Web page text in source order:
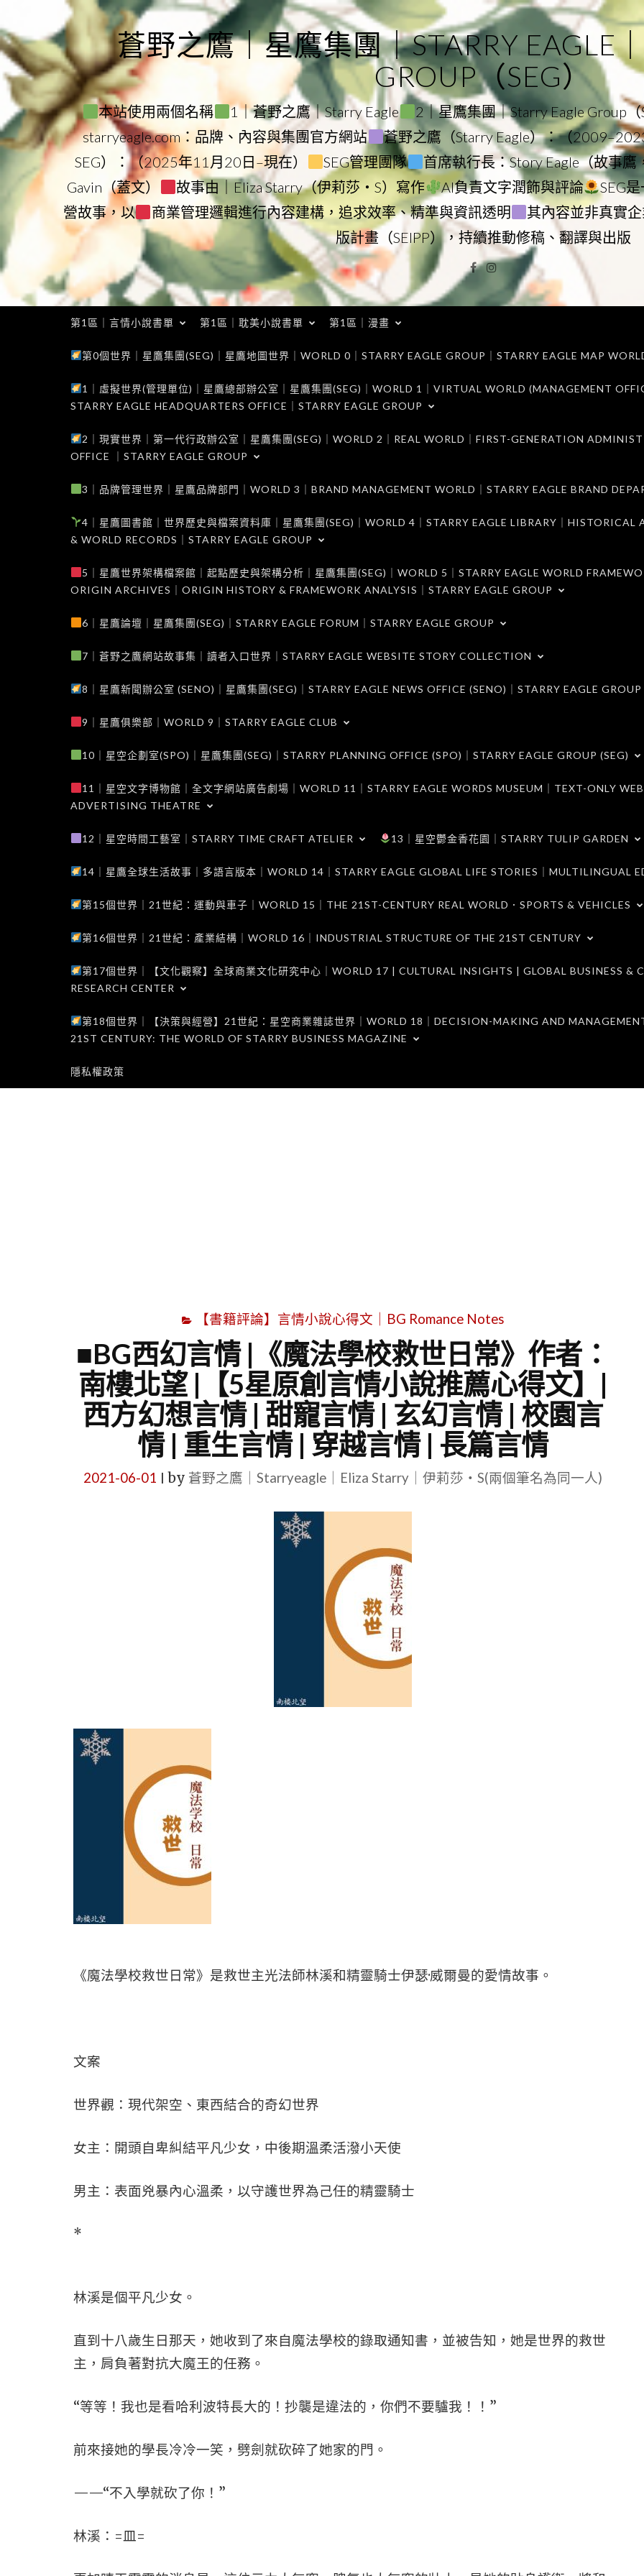
to
content
蒼野之鷹｜星鷹集團｜STARRY EAGLE
GROUP（SEG）
本站使用兩個名稱 1｜蒼野之鷹｜Starry Eagle 2｜星鷹集團｜Starry Eagle Group（
starryeagle.com：品牌、內容與集團官方網站
蒼野之鷹（Starry Eagle）：（
SEG）：（2025年11月20日–現在）
SEG管理團隊 首席執行長：Story Eagle（故事鷹
Gavin（蓋文）
故事由｜Eliza Starry（伊莉莎・S）寫作 AI負責文字潤飾與評論
SEG
營故事，以
商業管理邏輯進行內容建構，追求效率、精準與資訊透明 其內容並非真實
版計畫（SEIPP），持續推動修稿、翻譯與出版
Facebook
Instagram
第1區｜言情小說書單 第1區｜耽美小說書單 第1區｜漫畫
第0個世界｜星鷹集團(SEG)｜星鷹地圖世界｜WORLD 0｜STARRY EAGLE GROUP｜STARRY EAGLE MAP
1｜虛擬世界(管理單位)｜星鷹總部辦公室｜星鷹集團(SEG)｜WORLD 1｜VIRTUAL WORLD (MANAGEMENT
STARRY EAGLE HEADQUARTERS OFFICE｜STARRY EAGLE GROUP
2｜現實世界｜第一代行政辦公室｜星鷹集團(SEG)｜WORLD 2｜REAL WORLD｜FIRST-GENERATION
OFFICE ｜STARRY EAGLE GROUP
3｜品牌管理世界｜星鷹品牌部門｜WORLD 3｜BRAND MANAGEMENT WORLD｜STARRY EAGLE BRAND
4｜星鷹圖書館｜世界歷史與檔案資料庫｜星鷹集團(SEG)｜WORLD 4｜STARRY EAGLE LIBRARY｜HISTORICAL
& WORLD RECORDS｜STARRY EAGLE GROUP
5｜星鷹世界架構檔案館｜起點歷史與架構分析｜星鷹集團(SEG)｜WORLD 5｜STARRY EAGLE WORLD
ORIGIN ARCHIVES｜ORIGIN HISTORY & FRAMEWORK ANALYSIS｜STARRY EAGLE GROUP
6｜星鷹論壇｜星鷹集團(SEG)｜STARRY EAGLE FORUM｜STARRY EAGLE GROUP
7｜蒼野之鷹網站故事集｜讀者入口世界｜STARRY EAGLE WEBSITE STORY COLLECTION
8｜星鷹新聞辦公室 (SENO)｜星鷹集團(SEG)｜STARRY EAGLE NEWS OFFICE (SENO)｜STARRY EAGLE GROUP
9｜星鷹俱樂部｜WORLD 9｜STARRY EAGLE CLUB
10｜星空企劃室(SPO)｜星鷹集團(SEG)｜STARRY PLANNING OFFICE (SPO)｜STARRY EAGLE GROUP (SEG)
11｜星空文字博物館｜全文字網站廣告劇場｜WORLD 11｜STARRY EAGLE WORDS MUSEUM｜TEXT-ONLY
ADVERTISING THEATRE
12｜星空時間工藝室｜STARRY TIME CRAFT ATELIER 13｜星空鬱金香花園｜STARRY TULIP GARDEN
14｜星鷹全球生活故事｜多語言版本｜WORLD 14｜STARRY EAGLE GLOBAL LIFE STORIES｜MULTILINGUAL
第15個世界｜21世紀：運動與車子｜WORLD 15｜THE 21ST-CENTURY REAL WORLD．SPORTS & VEHICLES
第16個世界｜21世紀：產業結構｜WORLD 16｜INDUSTRIAL STRUCTURE OF THE 21ST CENTURY
第17個世界｜【文化觀察】全球商業文化研究中心｜WORLD 17 | CULTURAL INSIGHTS | GLOBAL BUSINESS &
RESEARCH CENTER
第18個世界｜【決策與經營】21世紀：星空商業雜誌世界｜WORLD 18｜DECISION-MAKING AND
21ST CENTURY: THE WORLD OF STARRY BUSINESS MAGAZINE
隱私權政策
【書籍評論】言情小說心得文｜BG Romance Notes
■BG西幻言情 |《魔法學校救世日常》作者：
南樓北望 |【5星原創言情小說推薦心得文】|
西方幻想言情 | 甜寵言情 | 玄幻言情 | 校園言
情 | 重生言情 | 穿越言情 | 長篇言情
2021-06-01 by 蒼野之鷹｜Starryeagle｜Eliza Starry｜伊莉莎・S(兩個筆名為同一人)
《魔法學校救世日常》是救世主光法師林溪和精靈騎士伊瑟·威爾曼的愛情故事。
文案
世界觀：現代架空、東西結合的奇幻世界
女主：開頭自卑糾結平凡少女，中後期溫柔活潑小天使
男主：表面兇暴內心溫柔，以守護世界為己任的精靈騎士
*
林溪是個平凡少女。
直到十八歲生日那天，她收到了來自魔法學校的錄取通知書，並被告知，她是世界的救世
主，肩負著對抗大魔王的任務。
“等等！我也是看哈利波特長大的！抄襲是違法的，你們不要驢我！！”
前來接她的學長冷冷一笑，劈劍就砍碎了她家的門。
——“不入學就砍了你！”
林溪：=皿=